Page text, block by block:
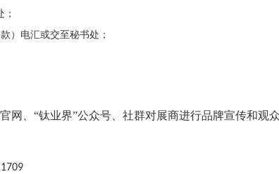
）电汇或交至秘书处；
网、 “钛业界”公众号、社群对展商进行品牌宣传和观众
1709